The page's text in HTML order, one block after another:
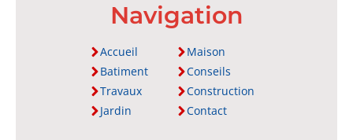
Navigation
Accueil
Batiment
Travaux
Jardin
Maison
Conseils
Construction
Contact